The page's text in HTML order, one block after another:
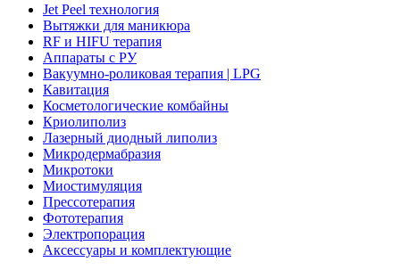
Jet Peel технология
Вытяжки для маникюра
RF и HIFU терапия
Аппараты с РУ
Вакуумно-роликовая терапия | LPG
Кавитация
Косметологические комбайны
Криолиполиз
Лазерный диодный липолиз
Микродермабразия
Микротоки
Миостимуляция
Прессотерапия
Фототерапия
Электропорация
Аксессуары и комплектующие